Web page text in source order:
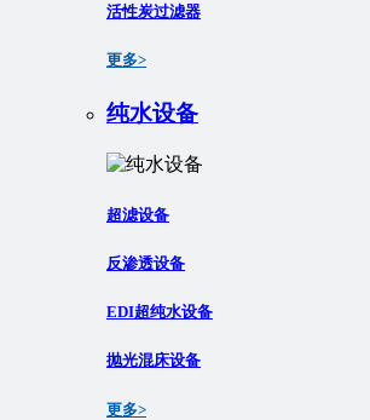
活性炭过滤器
更多>
纯水设备
超滤设备
反渗透设备
EDI超纯水设备
抛光混床设备
更多>